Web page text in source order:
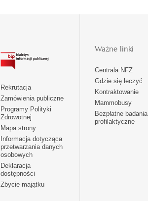
Rekrutacja
Zamówienia publiczne
Programy Polityki
Zdrowotnej
Mapa strony
Informacja dotycząca
przetwarzania danych
osobowych
Deklaracja
dostępności
Zbycie majątku
Ważne linki
Centrala NFZ
Gdzie się leczyć
Kontraktowanie
Mammobusy
Bezpłatne badania
profilaktyczne